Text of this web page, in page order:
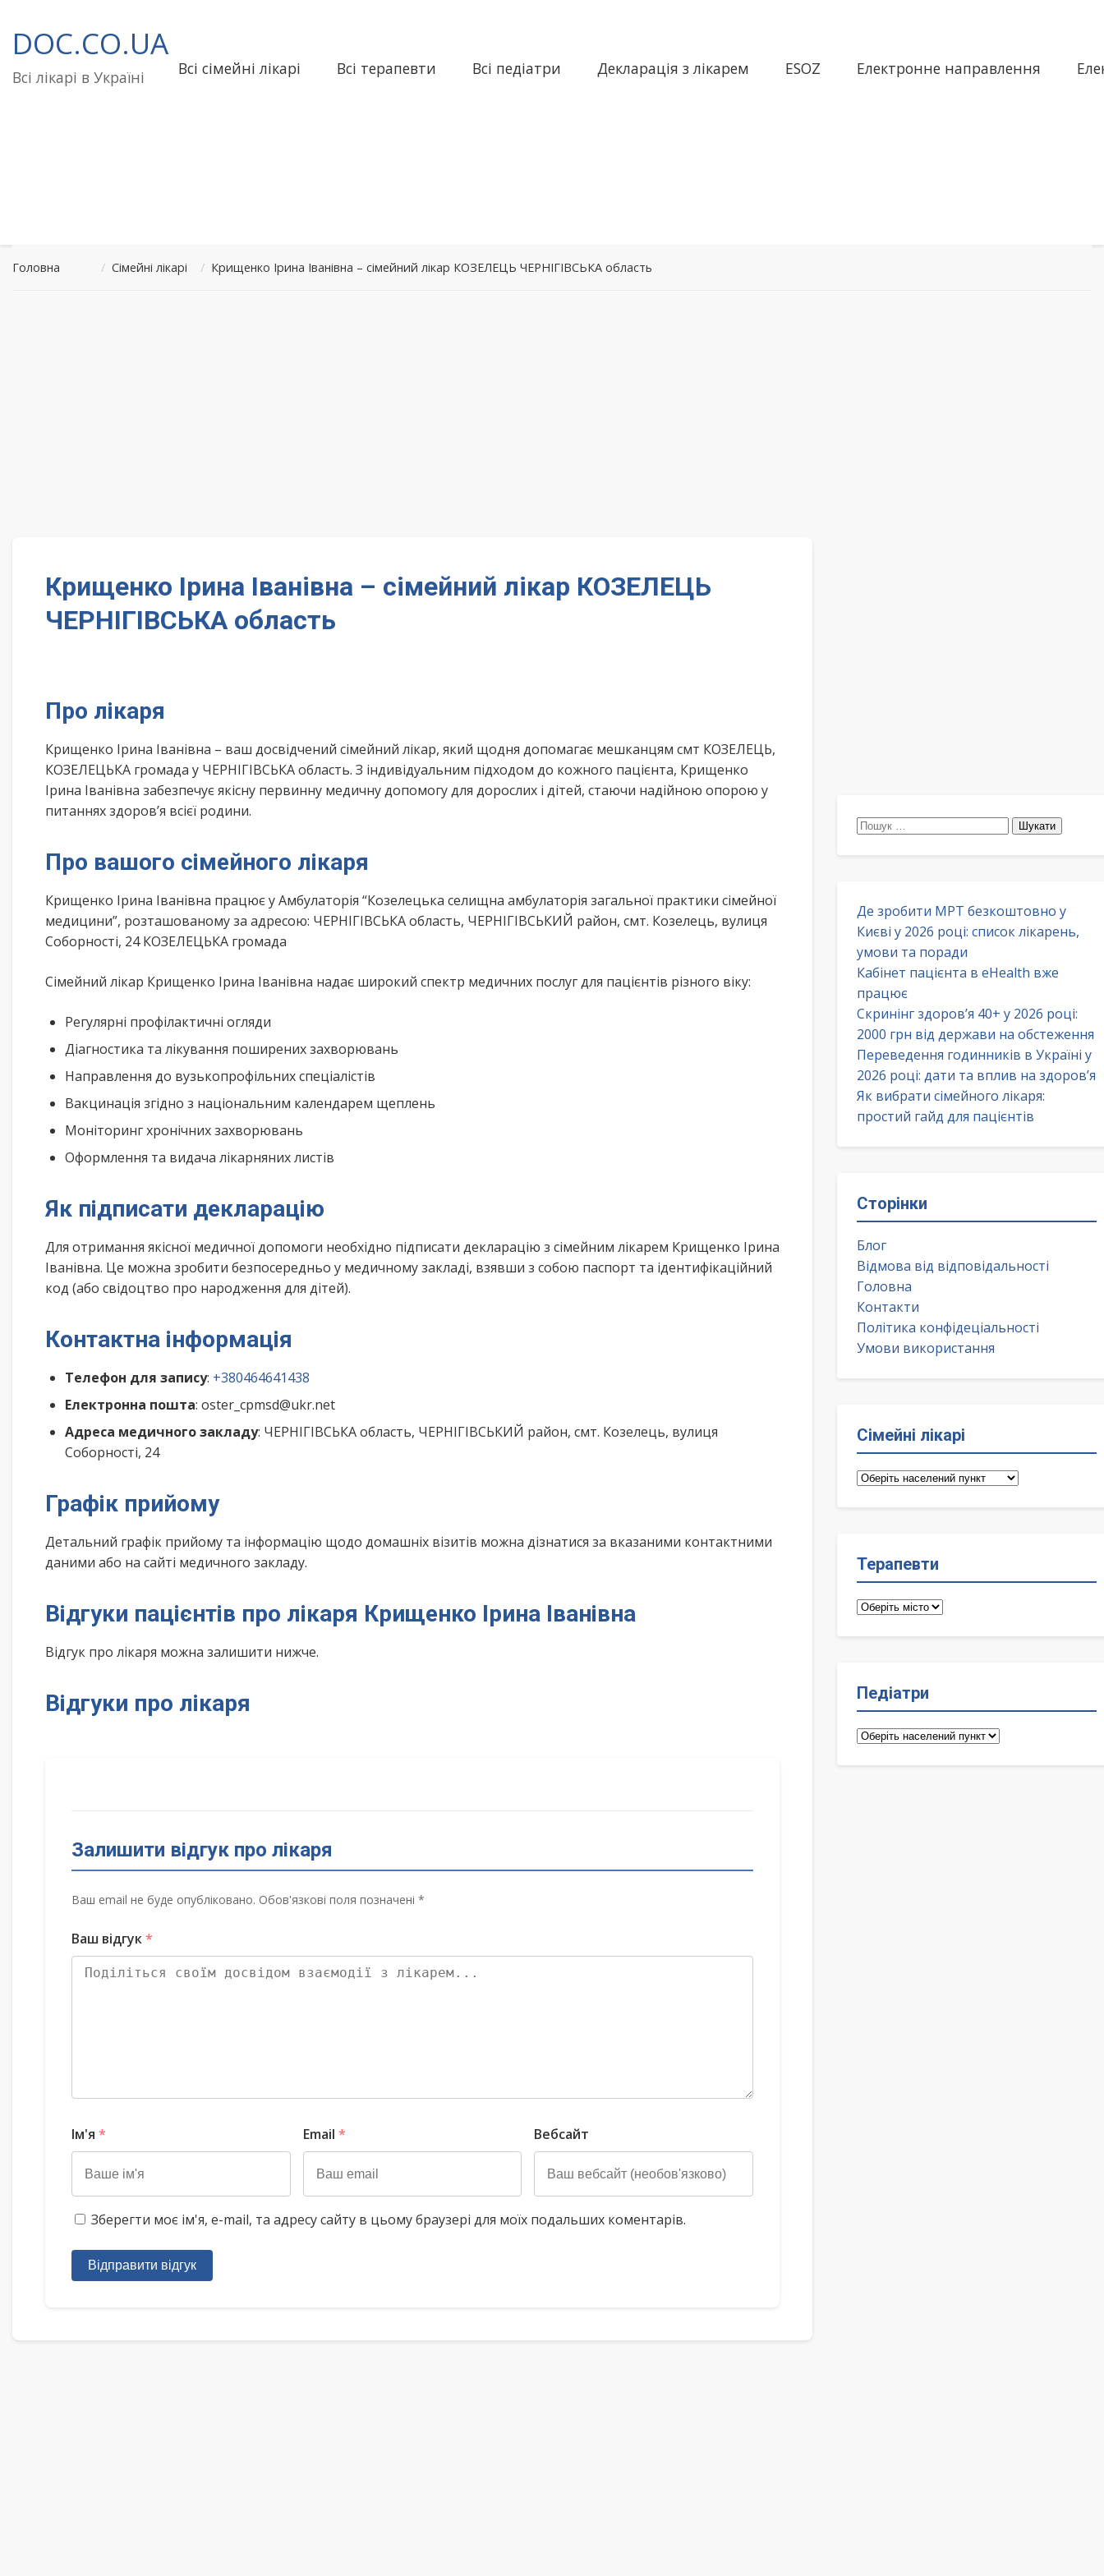
до
вмісту
DOC.CO.UA
Всі лікарі в Україні Всі сімейні лікарі Всі терапевти Всі педіатри Декларація з лікарем ESOZ Електронне направлення
Головна / Сімейні лікарі / Крищенко Ірина Іванівна – сімейний лікар КОЗЕЛЕЦЬ ЧЕРНІГІВСЬКА область
Крищенко Ірина Іванівна – сімейний лікар КОЗЕЛЕЦЬ
ЧЕРНІГІВСЬКА область
Про лікаря
Крищенко Ірина Іванівна – ваш досвідчений сімейний лікар, який щодня допомагає мешканцям смт КОЗЕЛЕЦЬ,
КОЗЕЛЕЦЬКА громада у ЧЕРНІГІВСЬКА область. З індивідуальним підходом до кожного пацієнта, Крищенко
Ірина Іванівна забезпечує якісну первинну медичну допомогу для дорослих і дітей, стаючи надійною опорою у
питаннях здоров’я всієї родини.
Про вашого сімейного лікаря
Крищенко Ірина Іванівна працює у Амбулаторія “Козелецька селищна амбулаторія загальної практики сімейної
медицини”, розташованому за адресою: ЧЕРНІГІВСЬКА область, ЧЕРНІГІВСЬКИЙ район, смт. Козелець, вулиця
Соборності, 24 КОЗЕЛЕЦЬКА громада
Сімейний лікар Крищенко Ірина Іванівна надає широкий спектр медичних послуг для пацієнтів різного віку:
Регулярні профілактичні огляди
Діагностика та лікування поширених захворювань
Направлення до вузькопрофільних спеціалістів
Вакцинація згідно з національним календарем щеплень
Моніторинг хронічних захворювань
Оформлення та видача лікарняних листів
Як підписати декларацію
Для отримання якісної медичної допомоги необхідно підписати декларацію з сімейним лікарем Крищенко Ірина
Іванівна. Це можна зробити безпосередньо у медичному закладі, взявши з собою паспорт та ідентифікаційний
код (або свідоцтво про народження для дітей).
Контактна інформація
Телефон для запису: +380464641438
Електронна пошта: oster_cpmsd@ukr.net
Адреса медичного закладу: ЧЕРНІГІВСЬКА область, ЧЕРНІГІВСЬКИЙ район, смт. Козелець, вулиця
Соборності, 24
Графік прийому
Детальний графік прийому та інформацію щодо домашніх візитів можна дізнатися за вказаними контактними
даними або на сайті медичного закладу.
Відгуки пацієнтів про лікаря Крищенко Ірина Іванівна
Відгук про лікаря можна залишити нижче.
Відгуки про лікаря
Залишити відгук про лікаря
Ваш email не буде опубліковано. Обов'язкові поля позначені *
Ваш відгук*
Ім'я * Email * Вебсайт
Зберегти моє ім'я, e-mail, та адресу сайту в цьому браузері для моїх подальших коментарів.
Відправити відгук
Пошук:
Де зробити МРТ безкоштовно у
Києві у 2026 році: список лікарень,
умови та поради
Кабінет пацієнта в eHealth вже
працює
Скринінг здоров’я 40+ у 2026 році:
2000 грн від держави на обстеження
Переведення годинників в Україні у
2026 році: дати та вплив на здоров’я
Як вибрати сімейного лікаря:
простий гайд для пацієнтів
Сторінки
Блог
Відмова від відповідальності
Головна
Контакти
Політика конфідеціальності
Умови використання
Сімейні лікарі
Сімейні
Терапевти
Терапевти
Педіатри
Педіатри